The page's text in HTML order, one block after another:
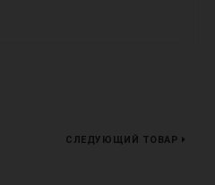
СЛЕДУЮЩИЙ ТОВАР